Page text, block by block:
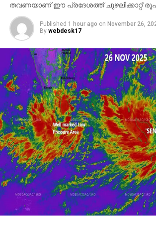
തവണയാണ് ഈ പ്രദേശത്ത് ചുഴലിക്കാറ്റ്
Published 1 hour ago on November 26,
By webdesk17